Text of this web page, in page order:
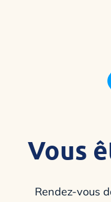
Vous
Rendez-vous